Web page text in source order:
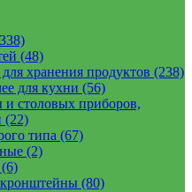
(48)
хранения продуктов (238)
для кухни (56)
столовых приборов,
(22)
типа (67)
(2)
(80)